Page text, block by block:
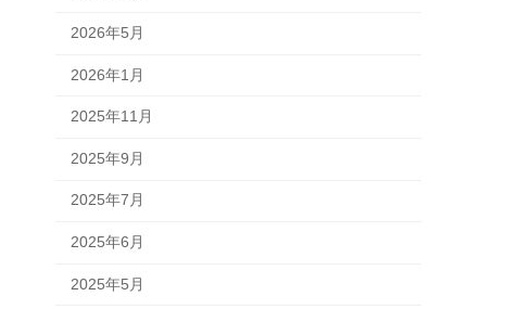
2026年5月
2026年1月
2025年11月
2025年9月
2025年7月
2025年6月
2025年5月